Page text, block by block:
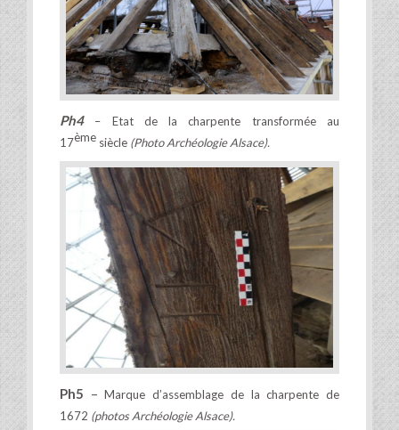
Ph4
– Etat de la charpente transformée au
17ème siècle (Photo Archéologie Alsace).
Ph5 –Marque d’assemblage de la charpente de
1672 (photos Archéologie Alsace).